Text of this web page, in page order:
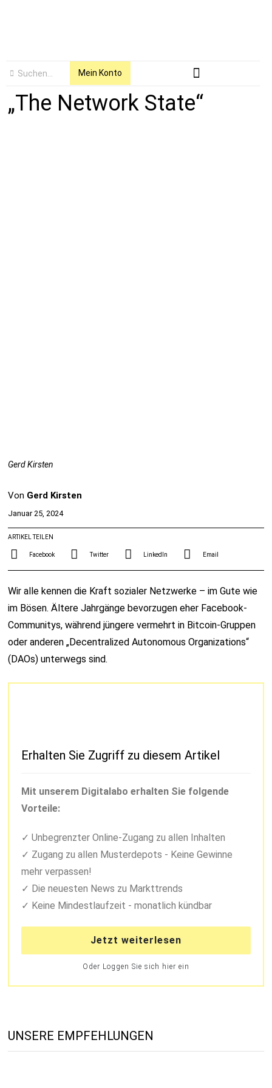
Mein Konto
„The Network State“
Gerd Kirsten
Von Gerd Kirsten
Januar 25, 2024
ARTIKEL TEILEN
Facebook Twitter LinkedIn Email
Wir alle kennen die Kraft sozialer Netzwerke – im Gute wie
im Bösen. Ältere Jahrgänge bevorzugen eher Facebook-
Communitys, während jüngere vermehrt in Bitcoin-Gruppen
oder anderen „Decentralized Autonomous Organizations“
(DAOs) unterwegs sind.
Erhalten Sie Zugriff zu diesem Artikel
Mit unserem Digitalabo erhalten Sie folgende
Vorteile:
Unbegrenzter Online-Zugang zu allen Inhalten
Zugang zu allen Musterdepots - Keine Gewinne
mehr verpassen!
Die neuesten News zu Markttrends
Keine Mindestlaufzeit - monatlich kündbar
Jetzt weiterlesen
Oder Loggen Sie sich hier ein
UNSERE EMPFEHLUNGEN